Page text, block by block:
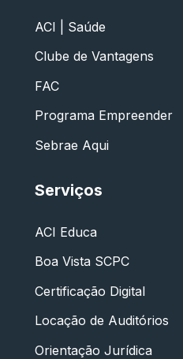
ACI | Saúde
Clube de Vantagens
FAC
Programa Empreender
Sebrae Aqui
Serviços
ACI Educa
Boa Vista SCPC
Certificação Digital
Locação de Auditórios
Orientação Jurídica